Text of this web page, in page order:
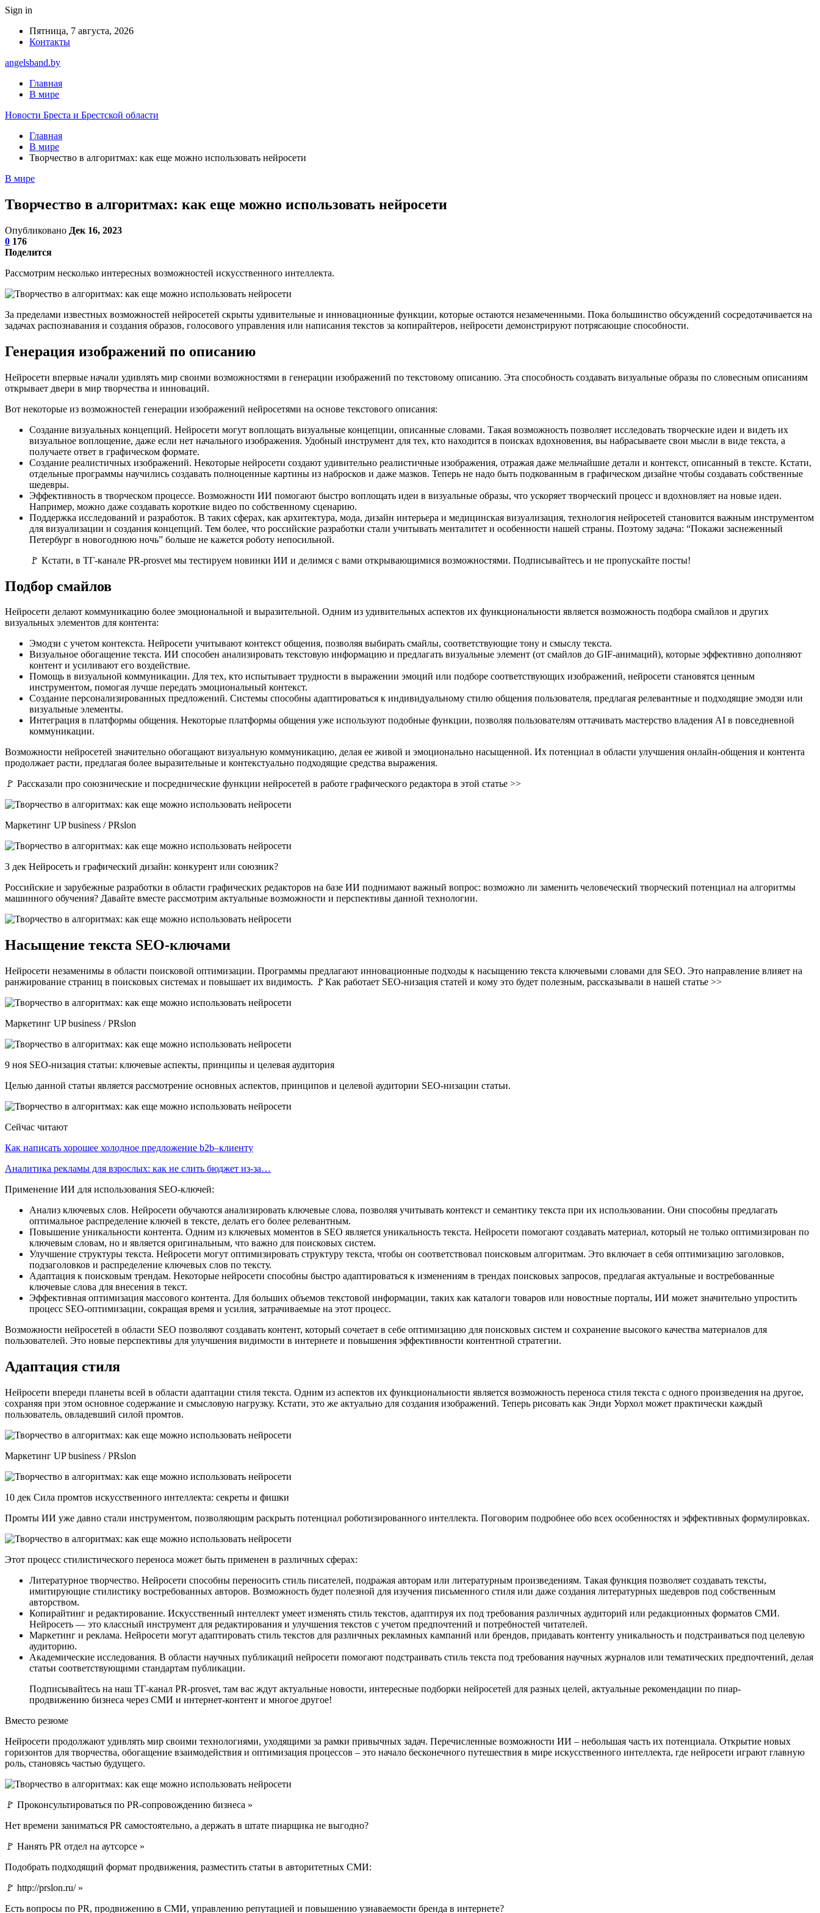
Sign in
Пятница, 7 августа, 2026
Контакты
angelsband.by
Главная
В мире
Новости Бреста и Брестской области
Главная
В мире
Творчество в алгоритмах: как еще можно использовать нейросети
В мире
Творчество в алгоритмах: как еще можно использовать нейросети
Опубликовано Дек 16, 2023
0 176
Поделится
Рассмотрим несколько интересных возможностей искусственного интеллекта.
За пределами известных возможностей нейросетей скрыты удивительные и инновационные функции, которые остаются незамеченными. Пока большинство обсуждений сосредотачивается на
задачах распознавания и создания образов, голосового управления или написания текстов за копирайтеров, нейросети демонстрируют потрясающие способности.
Генерация изображений по описанию
Нейросети впервые начали удивлять мир своими возможностями в генерации изображений по текстовому описанию. Эта способность создавать визуальные образы по словесным описаниям
открывает двери в мир творчества и инноваций.
Вот некоторые из возможностей генерации изображений нейросетями на основе текстового описания:
Создание визуальных концепций. Нейросети могут воплощать визуальные концепции, описанные словами. Такая возможность позволяет исследовать творческие идеи и видеть их
визуальное воплощение, даже если нет начального изображения. Удобный инструмент для тех, кто находится в поисках вдохновения, вы набрасываете свои мысли в виде текста, а
получаете ответ в графическом формате.
Создание реалистичных изображений. Некоторые нейросети создают удивительно реалистичные изображения, отражая даже мельчайшие детали и контекст, описанный в тексте. Кстати,
отдельные программы научились создавать полноценные картины из набросков и даже мазков. Теперь не надо быть подкованным в графическом дизайне чтобы создавать собственные
шедевры.
Эффективность в творческом процессе. Возможности ИИ помогают быстро воплощать идеи в визуальные образы, что ускоряет творческий процесс и вдохновляет на новые идеи.
Например, можно даже создавать короткие видео по собственному сценарию.
Поддержка исследований и разработок. В таких сферах, как архитектура, мода, дизайн интерьера и медицинская визуализация, технология нейросетей становится важным инструментом
для визуализации и создания концепций. Тем более, что российские разработки стали учитывать менталитет и особенности нашей страны. Поэтому задача: “Покажи заснеженный
Петербург в новогоднюю ночь” больше не кажется роботу непосильной.
🚩 Кстати, в ТГ-канале PR-prosvet мы тестируем новинки ИИ и делимся с вами открывающимися возможностями. Подписывайтесь и не пропускайте посты!
Подбор смайлов
Нейросети делают коммуникацию более эмоциональной и выразительной. Одним из удивительных аспектов их функциональности является возможность подбора смайлов и других
визуальных элементов для контента:
Эмодзи с учетом контекста. Нейросети учитывают контекст общения, позволяя выбирать смайлы, соответствующие тону и смыслу текста.
Визуальное обогащение текста. ИИ способен анализировать текстовую информацию и предлагать визуальные элемент (от смайлов до GIF-анимаций), которые эффективно дополняют
контент и усиливают его воздействие.
Помощь в визуальной коммуникации. Для тех, кто испытывает трудности в выражении эмоций или подборе соответствующих изображений, нейросети становятся ценным
инструментом, помогая лучше передать эмоциональный контекст.
Создание персонализированных предложений. Системы способны адаптироваться к индивидуальному стилю общения пользователя, предлагая релевантные и подходящие эмодзи или
визуальные элементы.
Интеграция в платформы общения. Некоторые платформы общения уже используют подобные функции, позволяя пользователям оттачивать мастерство владения AI в повседневной
коммуникации.
Возможности нейросетей значительно обогащают визуальную коммуникацию, делая ее живой и эмоционально насыщенной. Их потенциал в области улучшения онлайн-общения и контента
продолжает расти, предлагая более выразительные и контекстуально подходящие средства выражения.
🚩 Рассказали про союзнические и посреднические функции нейросетей в работе графического редактора в этой статье >>
Маркетинг UP business / PRslon
3 дек Нейросеть и графический дизайн: конкурент или союзник?
Российские и зарубежные разработки в области графических редакторов на базе ИИ поднимают важный вопрос: возможно ли заменить человеческий творческий потенциал на алгоритмы
машинного обучения? Давайте вместе рассмотрим актуальные возможности и перспективы данной технологии.
Насыщение текста SEO-ключами
Нейросети незаменимы в области поисковой оптимизации. Программы предлагают инновационные подходы к насыщению текста ключевыми словами для SEO. Это направление влияет на
ранжирование страниц в поисковых системах и повышает их видимость. 🚩Как работает SEO-низация статей и кому это будет полезным, рассказывали в нашей статье >>
Маркетинг UP business / PRslon
9 ноя SEO-низация статьи: ключевые аспекты, принципы и целевая аудитория
Целью данной статьи является рассмотрение основных аспектов, принципов и целевой аудитории SEO-низации статьи.
Сейчас читают
Как написать хорошее холодное предложение b2b–клиенту
Аналитика рекламы для взрослых: как не слить бюджет из-за…
Применение ИИ для использования SEO-ключей:
Анализ ключевых слов. Нейросети обучаются анализировать ключевые слова, позволяя учитывать контекст и семантику текста при их использовании. Они способны предлагать
оптимальное распределение ключей в тексте, делать его более релевантным.
Повышение уникальности контента. Одним из ключевых моментов в SEO является уникальность текста. Нейросети помогают создавать материал, который не только оптимизирован по
ключевым словам, но и является оригинальным, что важно для поисковых систем.
Улучшение структуры текста. Нейросети могут оптимизировать структуру текста, чтобы он соответствовал поисковым алгоритмам. Это включает в себя оптимизацию заголовков,
подзаголовков и распределение ключевых слов по тексту.
Адаптация к поисковым трендам. Некоторые нейросети способны быстро адаптироваться к изменениям в трендах поисковых запросов, предлагая актуальные и востребованные
ключевые слова для внесения в текст.
Эффективная оптимизация массового контента. Для больших объемов текстовой информации, таких как каталоги товаров или новостные порталы, ИИ может значительно упростить
процесс SEO-оптимизации, сокращая время и усилия, затрачиваемые на этот процесс.
Возможности нейросетей в области SEO позволяют создавать контент, который сочетает в себе оптимизацию для поисковых систем и сохранение высокого качества материалов для
пользователей. Это новые перспективы для улучшения видимости в интернете и повышения эффективности контентной стратегии.
Адаптация стиля
Нейросети впереди планеты всей в области адаптации стиля текста. Одним из аспектов их функциональности является возможность переноса стиля текста с одного произведения на другое,
сохраняя при этом основное содержание и смысловую нагрузку. Кстати, это же актуально для создания изображений. Теперь рисовать как Энди Уорхол может практически каждый
пользователь, овладевший силой промтов.
Маркетинг UP business / PRslon
10 дек Сила промтов искусственного интеллекта: секреты и фишки
Промты ИИ уже давно стали инструментом, позволяющим раскрыть потенциал роботизированного интеллекта. Поговорим подробнее обо всех особенностях и эффективных формулировках.
Этот процесс стилистического переноса может быть применен в различных сферах:
Литературное творчество. Нейросети способны переносить стиль писателей, подражая авторам или литературным произведениям. Такая функция позволяет создавать тексты,
имитирующие стилистику востребованных авторов. Возможность будет полезной для изучения письменного стиля или даже создания литературных шедевров под собственным
авторством.
Копирайтинг и редактирование. Искусственный интеллект умеет изменять стиль текстов, адаптируя их под требования различных аудиторий или редакционных форматов СМИ.
Нейросеть — это классный инструмент для редактирования и улучшения текстов с учетом предпочтений и потребностей читателей.
Маркетинг и реклама. Нейросети могут адаптировать стиль текстов для различных рекламных кампаний или брендов, придавать контенту уникальность и подстраиваться под целевую
аудиторию.
Академические исследования. В области научных публикаций нейросети помогают подстраивать стиль текста под требования научных журналов или тематических предпочтений, делая
статьи соответствующими стандартам публикации.
Подписывайтесь на наш ТГ-канал PR-prosvet, там вас ждут актуальные новости, интересные подборки нейросетей для разных целей, актуальные рекомендации по пиар-
продвижению бизнеса через СМИ и интернет-контент и многое другое!
Вместо резюме
Нейросети продолжают удивлять мир своими технологиями, уходящими за рамки привычных задач. Перечисленные возможности ИИ – небольшая часть их потенциала. Открытие новых
горизонтов для творчества, обогащение взаимодействия и оптимизация процессов – это начало бесконечного путешествия в мире искусственного интеллекта, где нейросети играют главную
роль, становясь частью будущего.
🚩 Проконсультироваться по PR-сопровождению бизнеса »
Нет времени заниматься PR самостоятельно, а держать в штате пиарщика не выгодно?
🚩 Нанять PR отдел на аутсорсе »
Подобрать подходящий формат продвижения, разместить статьи в авторитетных СМИ:
🚩 http://prslon.ru/ »
Есть вопросы по PR, продвижению в СМИ, управлению репутацией и повышению узнаваемости бренда в интернете?